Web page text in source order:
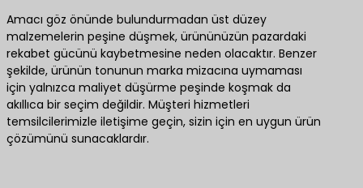
Amacı göz önünde bulundurmadan üst düzey
malzemelerin peşine düşmek, ürününüzün pazardaki
rekabet gücünü kaybetmesine neden olacaktır. Benzer
şekilde, ürünün tonunun marka mizacına uymaması
için yalnızca maliyet düşürme peşinde koşmak da
akıllıca bir seçim değildir. Müşteri hizmetleri
temsilcilerimizle iletişime geçin, sizin için en uygun ürün
çözümünü sunacaklardır.